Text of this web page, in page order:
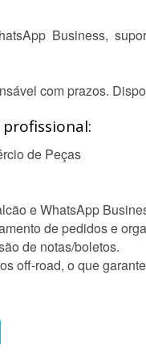
Business,
com prazos.
de Peças
e WhatsApp
de pedidos e
de notas/boletos.
off-road, o que